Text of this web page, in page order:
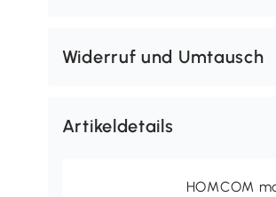
Widerruf und Umtausch
Artikeldetails
HOMCOM